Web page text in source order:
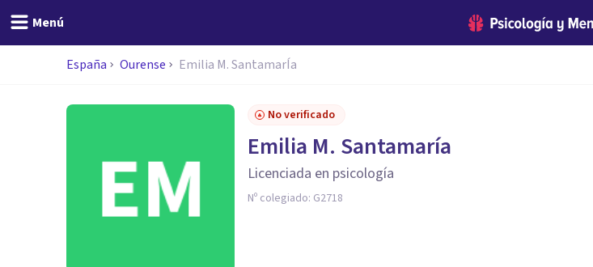
Menú
España Ourense Emilia M. SantamarÍa
No verificado
Emilia M. Santamaría
Licenciada en psicología
Nº colegiado: G2718